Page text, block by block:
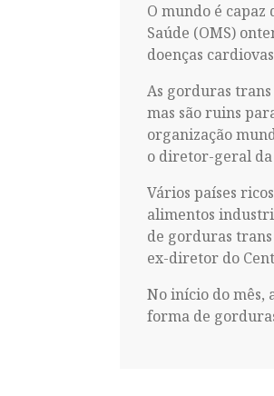
O mundo é
Saúde (OMS)
doenças
As gorduras
mas são ruins
organização
o diretor-geral da
Vários países
alimentos
de gorduras
ex-diretor do
No início do mês,
forma de